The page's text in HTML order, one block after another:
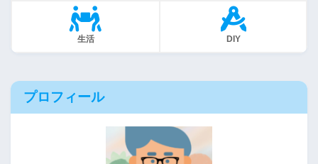
生活 DIY
プロフィール